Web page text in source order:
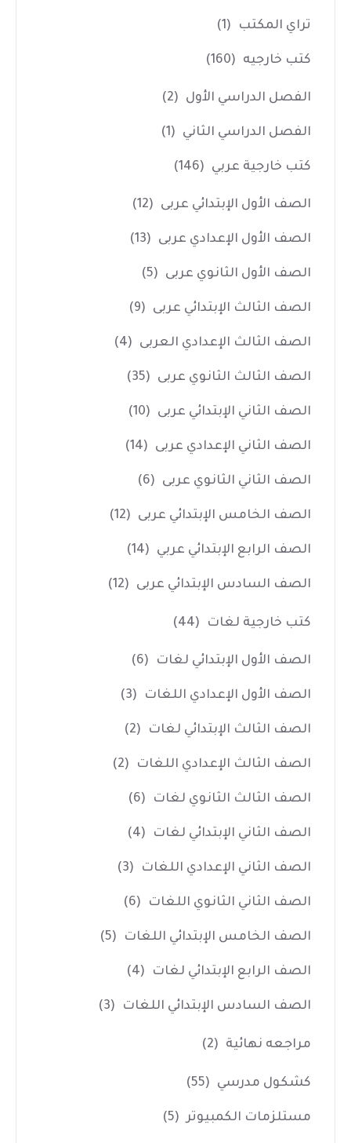
تراي المكتب (1)
كتب خارجيه (160)
الفصل الدراسي الأول (2)
الفصل الدراسي الثاني (1)
كتب خارجية عربي (146)
الصف الأول الإبتدائي عربى (12)
الصف الأول الإعدادي عربى (13)
الصف الأول الثانوي عربى (5)
الصف الثالث الإبتدائي عربى (9)
الصف الثالث الإعدادي العربى (4)
الصف الثالث الثانوي عربى (35)
الصف الثاني الإبتدائي عربى (10)
الصف الثاني الإعدادي عربى (14)
الصف الثاني الثانوي عربى (6)
الصف الخامس الإبتدائي عربى (12)
الصف الرابع الإبتدائي عربي (14)
الصف السادس الإبتدائي عربى (12)
كتب خارجية لغات (44)
الصف الأول الإبتدائي لغات (6)
الصف الأول الإعدادي اللغات (3)
الصف الثالث الإبتدائي لغات (2)
الصف الثالث الإعدادي اللغات (2)
الصف الثالث الثانوي لغات (6)
الصف الثاني الإبتدائي لغات (4)
الصف الثاني الإعدادي اللغات (3)
الصف الثاني الثانوي اللغات (6)
الصف الخامس الإبتدائي اللغات (5)
الصف الرابع الإبتدائي لغات (4)
الصف السادس الإبتدائي اللغات (3)
مراجعه نهائية (2)
كشكول مدرسي (55)
مستلزمات الكمبيوتر (5)